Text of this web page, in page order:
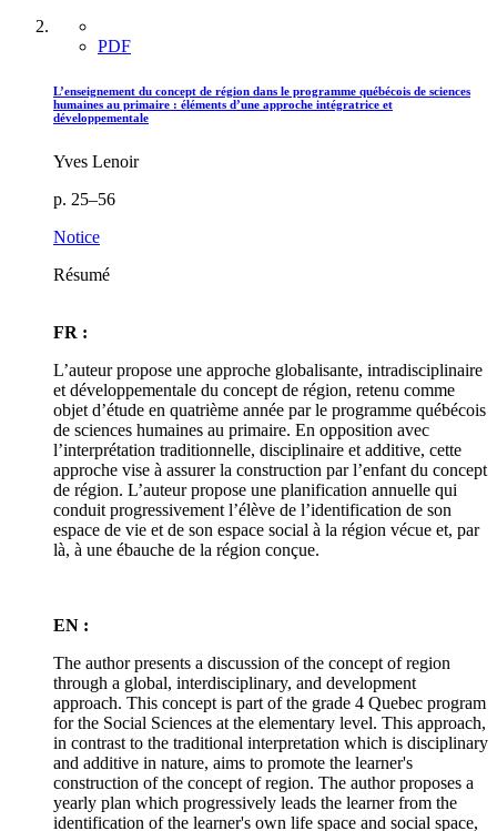
PDF
L’enseignement du concept de région dans le programme québécois de sciences
humaines au primaire : éléments d’une approche intégratrice et
développementale
Yves Lenoir
p. 25–56
Notice
Résumé
FR :
L’auteur propose une approche globalisante, intradisciplinaire
et développementale du concept de région, retenu comme
objet d’étude en quatrième année par le programme québécois
de sciences humaines au primaire. En opposition avec
l’interprétation traditionnelle, disciplinaire et additive, cette
approche vise à assurer la construction par l’enfant du concept
de région. L’auteur propose une planification annuelle qui
conduit progressivement l’élève de l’identification de son
espace de vie et de son espace social à la région vécue et, par
là, à une ébauche de la région conçue.
EN :
The author presents a discussion of the concept of region
through a global, interdisciplinary, and development
approach. This concept is part of the grade 4 Quebec program
for the Social Sciences at the elementary level. This approach,
in contrast to the traditional interpretation which is disciplinary
and additive in nature, aims to promote the learner's
construction of the concept of region. The author proposes a
yearly plan which progressively leads the learner from the
identification of the learner's own life space and social space,